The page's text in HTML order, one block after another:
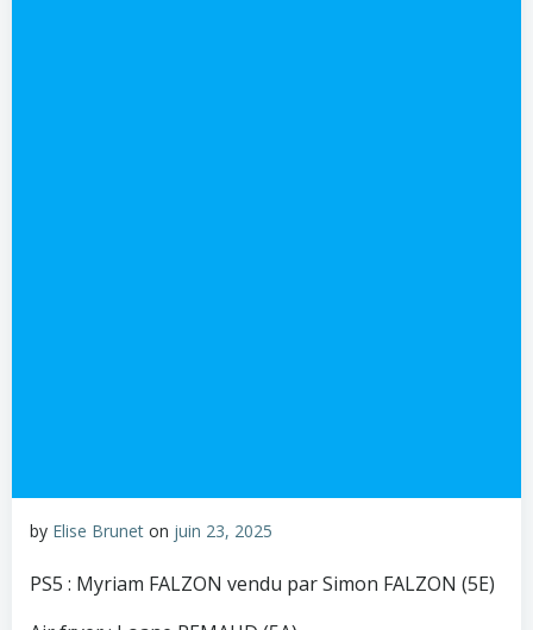
by Elise Brunet on juin 23, 2025
PS5 : Myriam FALZON vendu par Simon FALZON (5E)